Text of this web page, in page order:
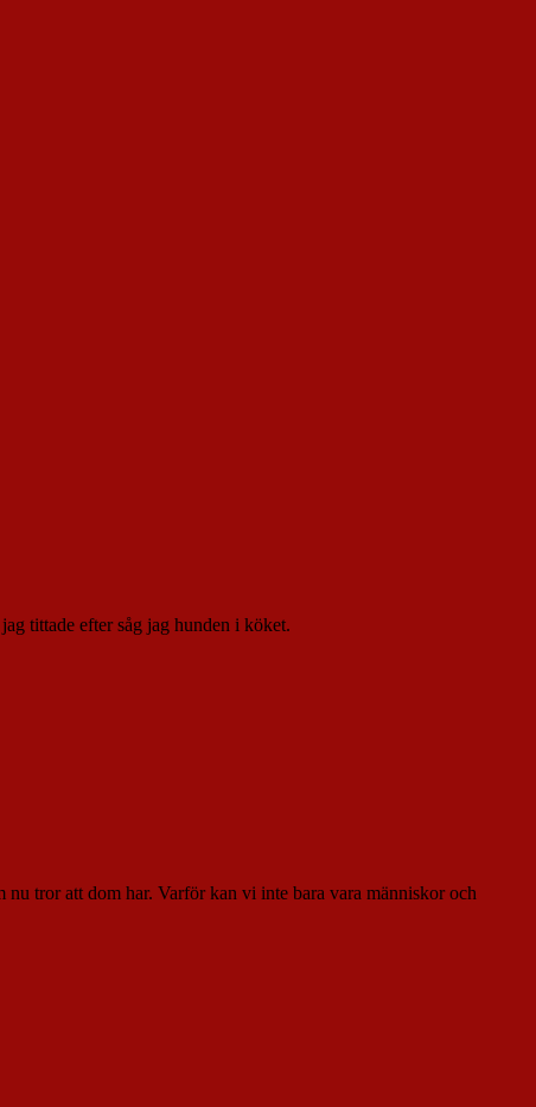
tittade efter såg jag hunden i köket.
tror att dom har. Varför kan vi inte bara vara människor och